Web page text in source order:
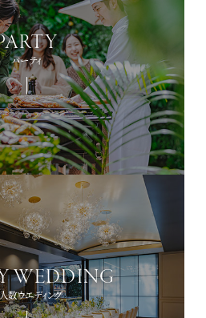
パーティ
WEDDING
数ウエディング